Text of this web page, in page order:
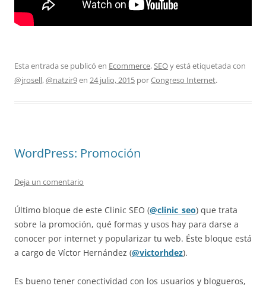
Esta entrada se publicó en Ecommerce,SEOy está etiquetada con
@jrosell,@natzir9en 24 julio, 2015 porCongreso Internet.
WordPress: Promoción
Deja un comentario
Último bloque de este Clinic SEO (@clinic_seo) que trata
sobre la promoción, qué formas y usos hay para darse a
conocer por internet y popularizar tu web. Éste bloque está
a cargo de Víctor Hernández (@victorhdez).
Es bueno tener conectividad con los usuarios y blogueros,